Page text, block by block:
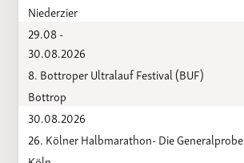
Niederzier
29.08 -
30.08.2026
8. Bottroper Ultralauf Festival (BUF)
Bottrop
30.08.2026
26. Kölner Halbmarathon- Die Generalprobe